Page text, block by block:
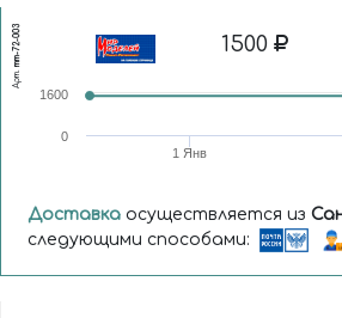
Арт.
mm-72-003 1500
1 Янв
0
1600
Доставка осуществляется из
следующими способами: